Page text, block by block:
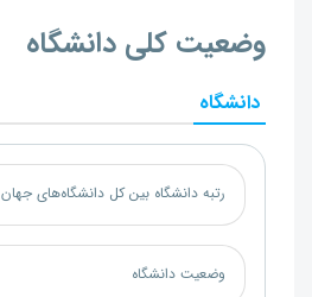
وضعیت کلی دانشگاه
دانشگاه
رتبه دانشگاه بین کل دانشگاه‌های جهان
وضعیت دانشگاه